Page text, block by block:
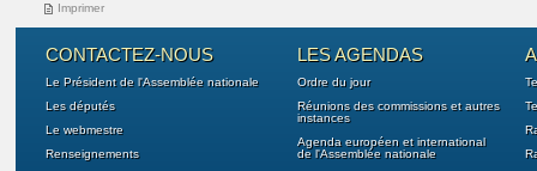
Imprimer
CONTACTEZ-NOUS
Le Président de l'Assemblée nationale
Les députés
Le webmestre
Renseignements
LES AGENDAS
Ordre du jour
Réunions des commissions et autres
instances
Agenda européen et international
de l'Assemblée nationale